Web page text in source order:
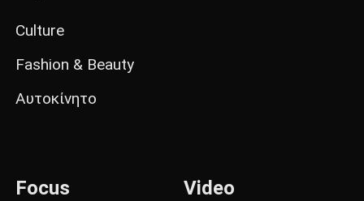
Culture
Fashion & Beauty
Αυτοκίνητο
Focus Video